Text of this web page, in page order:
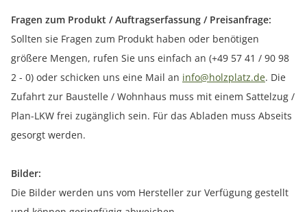
Fragen zum Produkt / Auftragserfassung / Preisanfrage:
Sollten sie Fragen zum Produkt haben oder benötigen
größere Mengen, rufen Sie uns einfach an (+49 57 41 / 90 98
2 - 0) oder schicken uns eine Mail an info@holzplatz.de. Die
Zufahrt zur Baustelle / Wohnhaus muss mit einem Sattelzug /
Plan-LKW frei zugänglich sein. Für das Abladen muss Abseits
gesorgt werden.
Bilder:
Die Bilder werden uns vom Hersteller zur Verfügung gestellt